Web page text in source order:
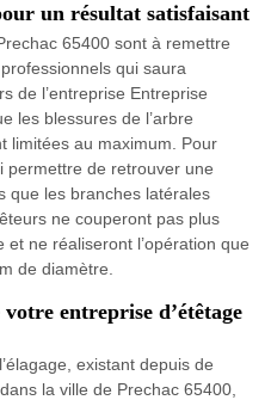
un résultat satisfaisant
65400 sont à remettre
qui saura
de l’entreprise Entreprise
les blessures de l’arbre
limitées au maximum. Pour
permettre de retrouver une
que les branches latérales
ne couperont pas plus
et ne réaliseront l’opération que
de diamètre.
entreprise d’étêtage
existant depuis de
la ville de Prechac 65400,